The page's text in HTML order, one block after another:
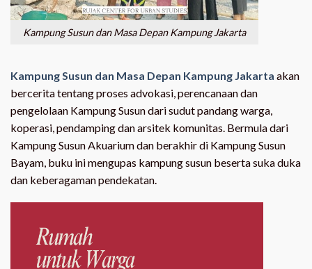
Kampung Susun dan Masa Depan Kampung Jakarta
Kampung Susun dan Masa Depan Kampung Jakarta akan
bercerita tentang proses advokasi, perencanaan dan
pengelolaan Kampung Susun dari sudut pandang warga,
koperasi, pendamping dan arsitek komunitas. Bermula dari
Kampung Susun Akuarium dan berakhir di Kampung Susun
Bayam, buku ini mengupas kampung susun beserta suka duka
dan keberagaman pendekatan.